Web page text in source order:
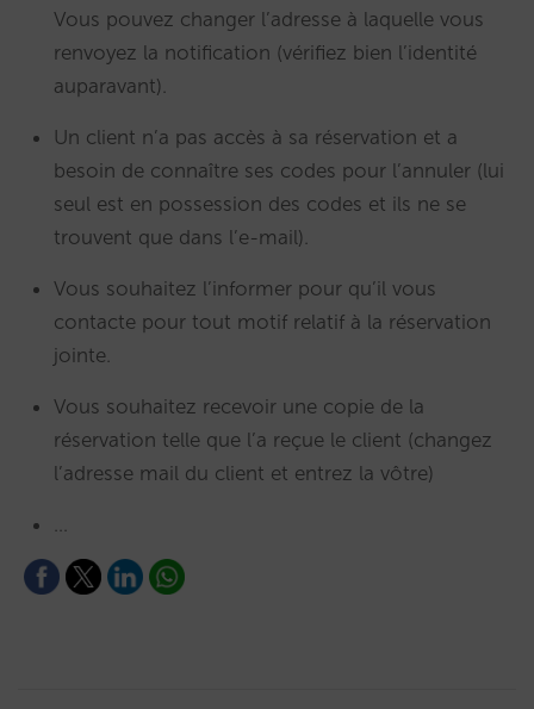
Vous pouvez changer l’adresse à laquelle vous
renvoyez la notification (vérifiez bien l’identité
auparavant).
Un client n’a pas accès à sa réservation et a
besoin de connaître ses codes pour l’annuler (lui
seul est en possession des codes et ils ne se
trouvent que dans l’e-mail).
Vous souhaitez l’informer pour qu’il vous
contacte pour tout motif relatif à la réservation
jointe.
Vous souhaitez recevoir une copie de la
réservation telle que l’a reçue le client (changez
l’adresse mail du client et entrez la vôtre)
…